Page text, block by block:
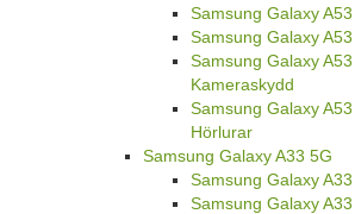
Samsung Galaxy
Samsung Galaxy
Samsung Galaxy
Kameraskydd
Samsung Galaxy
Hörlurar
Samsung Galaxy A33 5G
Samsung Galaxy
Samsung Galaxy